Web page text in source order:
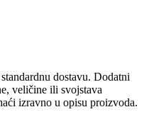
​​dostavu. Dodatni
veličine ili svojstava
izravno u opisu proizvoda.